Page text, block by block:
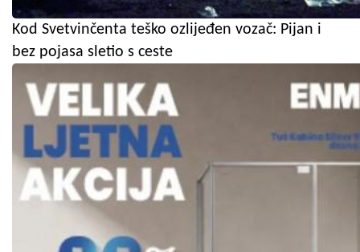
Kod Svetvinčenta teško ozlijeđen vozač: Pijan i
bez pojasa sletio s ceste